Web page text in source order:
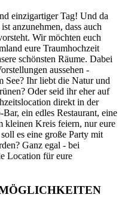
einzigartiger Tag! Und da
anzunehmen, dass auch
Wir möchten euch
eure Traumhochzeit
schönsten Räume. Dabei
aussehen -
See? Ihr liebt die Natur und
Oder seid ihr eher auf
direkt in der
ein edles Restaurant, eine
kleinen Kreis feiern, nur eure
es eine große Party mit
Ganz egal - bei
Location für eure